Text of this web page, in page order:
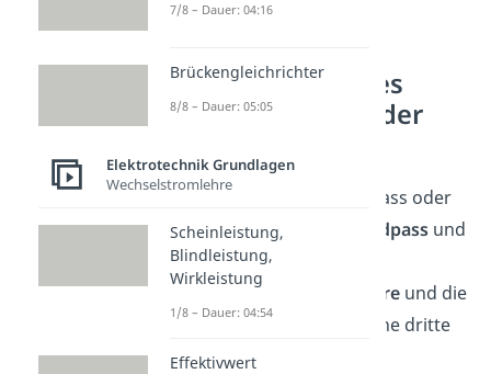
Grenzfrequenz des
Bandpasses und der
Im Gegensatz zum Hochpass oder
Tiefpass besitzen der
Bandpassund
dieBandsperre
Grenzfrequenzen
obereund die
untere. Außerdem wird eine dritte
Frequenz definiert, die als
7/8 – Dauer: 04:16
Brückengleichrichter
8/8 – Dauer: 05:05
Elektrotechnik Grundlagen
Wechselstromlehre
Scheinleistung,
Blindleistung,
Wirkleistung
1/8 – Dauer: 04:54
Effektivwert